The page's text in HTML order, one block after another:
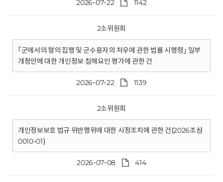
2026-07-22 1142
2소위원회
｢군에서의 형의 집행 및 군수용자의 처우에 관한 법률 시행령｣ 일부
개정안에 대한 개인정보 침해요인 평가에 관한 건
2026-07-22 1139
2소위원회
개인정보보호 법규 위반행위에 대한 시정조치에 관한 건(2026조삼
0010-01)
2026-07-08 414